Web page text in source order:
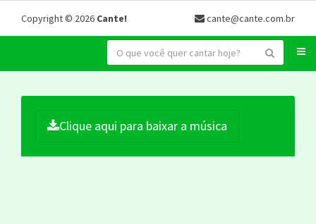
Copyright © 2026 Cante! cante@cante.com.br
Clique aqui para baixar a música